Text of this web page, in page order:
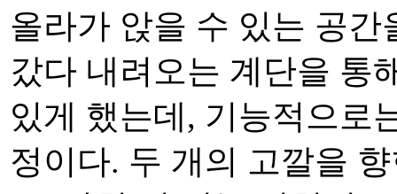
올라가 앉을 수 있는 공
갔다 내려오는 계단을 통
있게 했는데, 기능적으로
정이다. 두 개의 고깔을